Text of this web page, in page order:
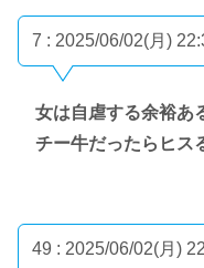
7 : 2025/06/02(月)
女は自虐する余裕あ
チー牛だったらヒス
49 : 2025/06/02(月)